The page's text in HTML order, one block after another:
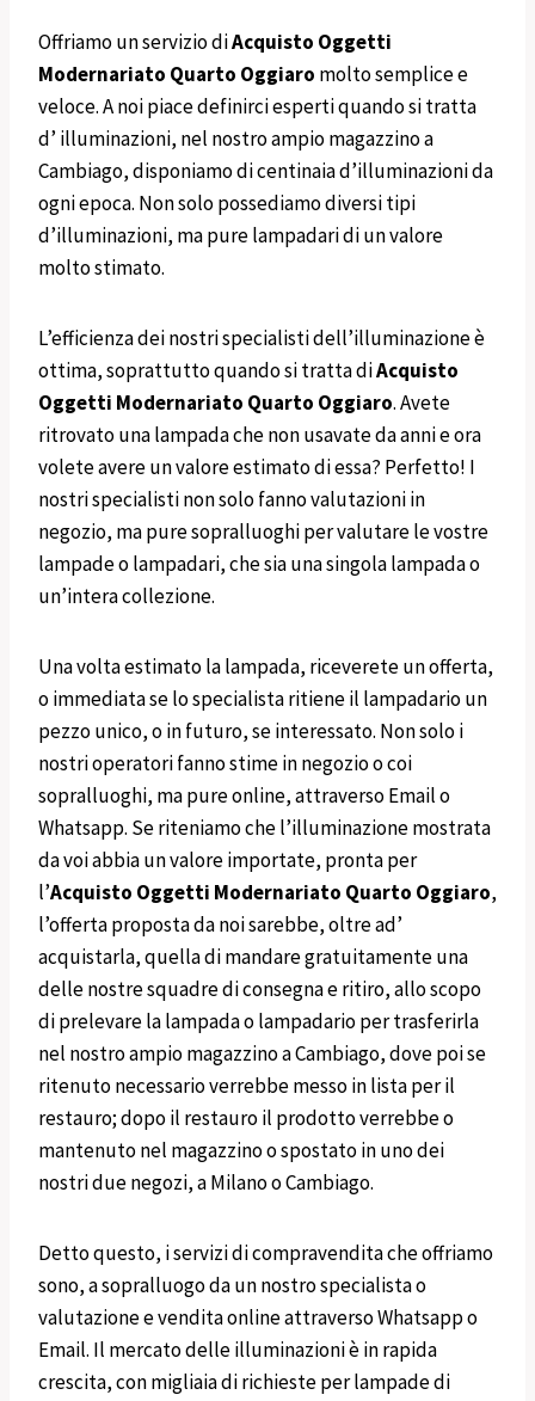
Offriamo un servizio diAcquisto Oggetti
Modernariato Quarto Oggiaro molto semplice e
veloce. A noi piace definirci esperti quando si tratta
d’ illuminazioni, nel nostro ampio magazzino a
Cambiago, disponiamo di centinaia d’illuminazioni da
ogni epoca. Non solo possediamo diversi tipi
d’illuminazioni, ma pure lampadari di un valore
molto stimato.
L’efficienza dei nostri specialisti dell’illuminazione è
ottima, soprattutto quando si tratta diAcquisto
Oggetti Modernariato Quarto Oggiaro. Avete
ritrovato una lampada che non usavate da anni e ora
volete avere un valore estimato di essa? Perfetto! I
nostri specialisti non solo fanno valutazioni in
negozio, ma pure sopralluoghi per valutare le vostre
lampade o lampadari, che sia una singola lampada o
un’intera collezione.
Una volta estimato la lampada, riceverete un offerta,
o immediata se lo specialista ritiene il lampadario un
pezzo unico, o in futuro, se interessato. Non solo i
nostri operatori fanno stime in negozio o coi
sopralluoghi, ma pure online, attraverso Email o
Whatsapp. Se riteniamo che l’illuminazione mostrata
da voi abbia un valore importate, pronta per
l’Acquisto Oggetti Modernariato Quarto Oggiaro,
l’offerta proposta da noi sarebbe, oltre ad’
acquistarla, quella di mandare gratuitamente una
delle nostre squadre di consegna e ritiro, allo scopo
di prelevare la lampada o lampadario per trasferirla
nel nostro ampio magazzino a Cambiago, dove poi se
ritenuto necessario verrebbe messo in lista per il
restauro; dopo il restauro il prodotto verrebbe o
mantenuto nel magazzino o spostato in uno dei
nostri due negozi, a Milano o Cambiago.
Detto questo, i servizi di compravendita che offriamo
sono, a sopralluogo da un nostro specialista o
valutazione e vendita online attraverso Whatsapp o
Email. Il mercato delle illuminazioni è in rapida
crescita, con migliaia di richieste per lampade di